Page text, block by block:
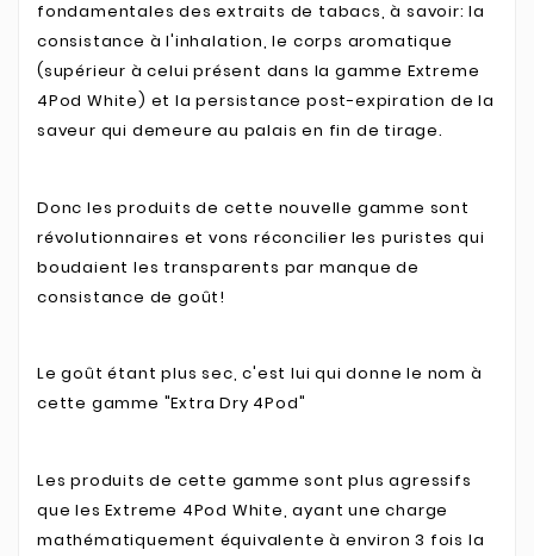
fondamentales des extraits de tabacs, à savoir: la
consistance à l'inhalation, le corps aromatique
(supérieur à celui présent dans la gamme Extreme
4Pod White) et la persistance post-expiration de la
saveur qui demeure au palais en fin de tirage.
Donc les produits de cette nouvelle gamme sont
révolutionnaires et vons réconcilier les puristes qui
boudaient les transparents par manque de
consistance de goût!
Le goût étant plus sec, c'est lui qui donne le nom à
cette gamme "Extra Dry 4Pod"
Les produits de cette gamme sont plus agressifs
que les Extreme 4Pod White, ayant une charge
mathématiquement équivalente à environ 3 fois la